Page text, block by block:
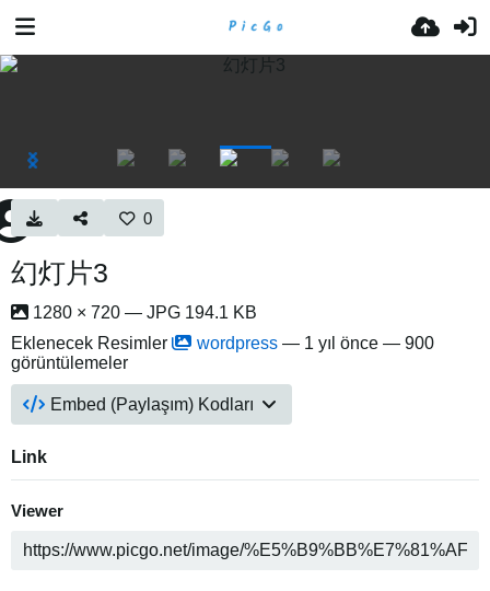
0
幻灯片3
1280 × 720 — JPG 194.1 KB
Eklenecek Resimler
wordpress — 1 yıl önce — 900
görüntülemeler
Embed (Paylaşım) Kodları
Link
Viewer